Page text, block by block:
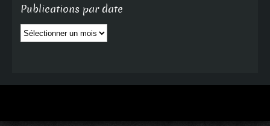
Publications par date
Publications
par